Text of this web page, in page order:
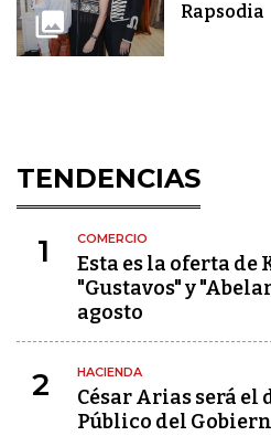
Rapsodia
TENDENCIAS
1 COMERCIO
Esta es la oferta
"Gustavos" y
agosto
2 HACIENDA
César Arias será
Público del